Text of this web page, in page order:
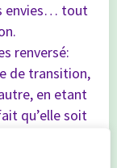
envies… tout
renversé:
de transition,
en etant
qu’elle soit